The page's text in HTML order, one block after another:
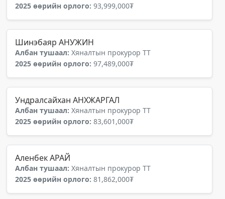
2025 өөрийн орлого: 93,999,000₮
Шинэбаяр АНУЖИН
Албан тушаал: Хяналтын прокурор ТТ
2025 өөрийн орлого: 97,489,000₮
Ундралсайхан АНХЖАРГАЛ
Албан тушаал: Хяналтын прокурор ТТ
2025 өөрийн орлого: 83,601,000₮
Аленбек АРАЙ
Албан тушаал: Хяналтын прокурор ТТ
2025 өөрийн орлого: 81,862,000₮